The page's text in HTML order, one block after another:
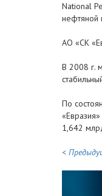
National
нефтяной
АО «СК
В 2008 г.
По
1,642
<